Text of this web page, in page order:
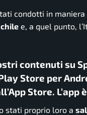
condotti in
e, a quel punto,
contenuti su
Store per
Store.
stati proprio loro a